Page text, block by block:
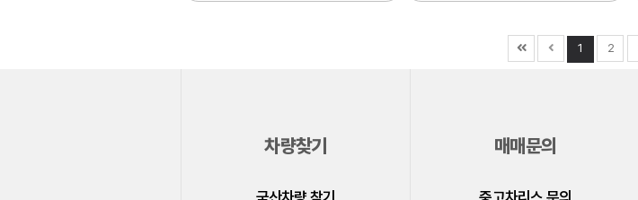
1 2
차량찾기 매매문의